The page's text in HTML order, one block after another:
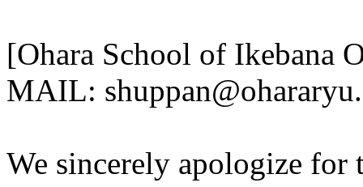
[Ohara School of Ikebana
MAIL:
We sincerely apologize for